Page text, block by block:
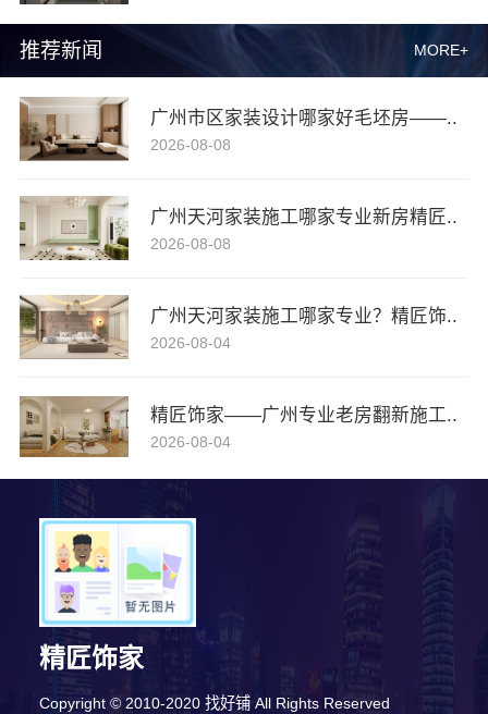
推荐新闻 MORE+
广州市区家装设计哪家好毛坯房——..
2026-08-08
广州天河家装施工哪家专业新房精匠..
2026-08-08
广州天河家装施工哪家专业？精匠饰..
2026-08-04
精匠饰家——广州专业老房翻新施工..
2026-08-04
精匠饰家
Copyright © 2010-2020 找好铺 All Rights Reserved